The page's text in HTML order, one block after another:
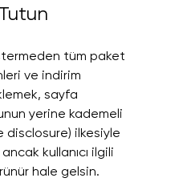
tüm paket
ve indirim
sayfa
yerine kademeli
disclosure) ilkesiyle
kullanıcı ilgili
hale gelsin.